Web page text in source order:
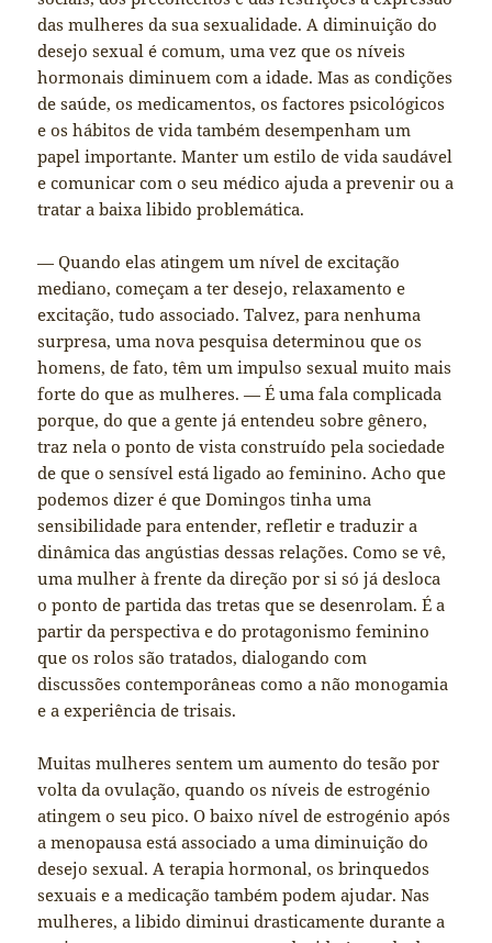
das mulheres da sua sexualidade. A diminuição do
desejo sexual é comum, uma vez que os níveis
hormonais diminuem com a idade. Mas as condições
de saúde, os medicamentos, os factores psicológicos
e os hábitos de vida também desempenham um
papel importante. Manter um estilo de vida saudável
e comunicar com o seu médico ajuda a prevenir ou a
tratar a baixa libido problemática.
— Quando elas atingem um nível de excitação
mediano, começam a ter desejo, relaxamento e
excitação, tudo associado. Talvez, para nenhuma
surpresa, uma nova pesquisa determinou que os
homens, de fato, têm um impulso sexual muito mais
forte do que as mulheres. — É uma fala complicada
porque, do que a gente já entendeu sobre gênero,
traz nela o ponto de vista construído pela sociedade
de que o sensível está ligado ao feminino. Acho que
podemos dizer é que Domingos tinha uma
sensibilidade para entender, refletir e traduzir a
dinâmica das angústias dessas relações. Como se vê,
uma mulher à frente da direção por si só já desloca
o ponto de partida das tretas que se desenrolam. É a
partir da perspectiva e do protagonismo feminino
que os rolos são tratados, dialogando com
discussões contemporâneas como a não monogamia
e a experiência de trisais.
Muitas mulheres sentem um aumento do tesão por
volta da ovulação, quando os níveis de estrogénio
atingem o seu pico. O baixo nível de estrogénio após
a menopausa está associado a uma diminuição do
desejo sexual. A terapia hormonal, os brinquedos
sexuais e a medicação também podem ajudar. Nas
mulheres, a libido diminui drasticamente durante a